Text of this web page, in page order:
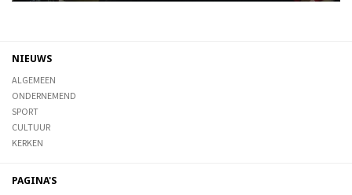
NIEUWS
ALGEMEEN
ONDERNEMEND
SPORT
CULTUUR
KERKEN
PAGINA'S